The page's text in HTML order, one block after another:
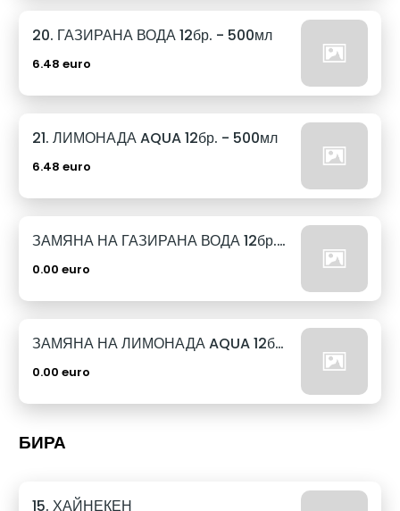
20. ГАЗИРАНА ВОДА 12бр. - 500мл
6.48 euro
21. ЛИМОНАДА AQUA 12бр. - 500мл
6.48 euro
ЗАМЯНА НА ГАЗИРАНА ВОДА 12бр. - 500мл
0.00 euro
ЗАМЯНА НА ЛИМОНАДА AQUA 12бр. - 500мл
0.00 euro
БИРА
15. ХАЙНЕКЕН